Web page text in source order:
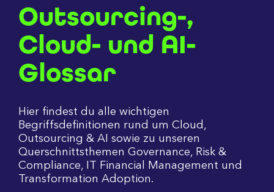
Outsourcing-,
Cloud- und AI-
Glossar
Hier findest du alle wichtigen
Begriffsdefinitionen rund um Cloud,
Outsourcing & AI sowie zu unseren
Querschnittsthemen Governance, Risk &
Compliance, IT Financial Management und
Transformation Adoption.